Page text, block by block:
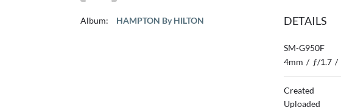
Album: HAMPTON By HILTON DETAILS
SM-G950F
4mm / ƒ/1.7 /
Created
Uploaded